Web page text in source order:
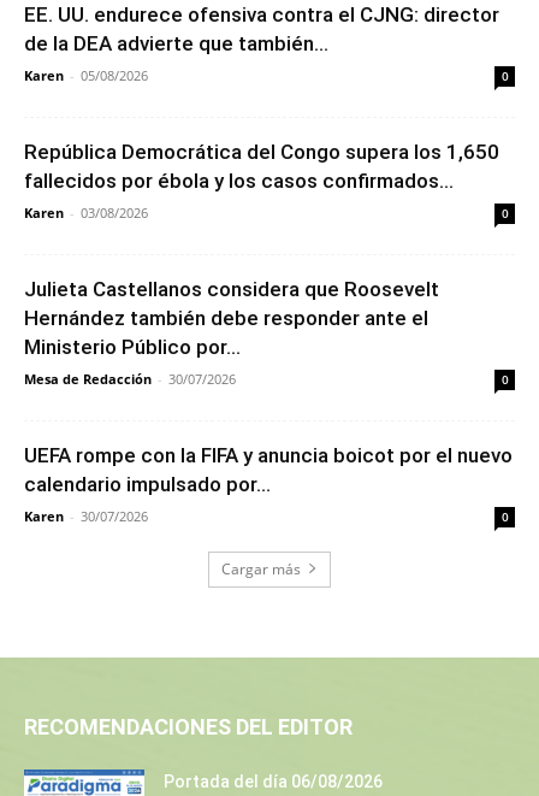
EE. UU. endurece ofensiva contra el CJNG: director
de la DEA advierte que también...
Karen - 05/08/2026 0
República Democrática del Congo supera los 1,650
fallecidos por ébola y los casos confirmados...
Karen - 03/08/2026 0
Julieta Castellanos considera que Roosevelt
Hernández también debe responder ante el
Ministerio Público por...
Mesa de Redacción - 30/07/2026 0
UEFA rompe con la FIFA y anuncia boicot por el nuevo
calendario impulsado por...
Karen - 30/07/2026 0
Cargar más
RECOMENDACIONES DEL EDITOR
Portada del día 06/08/2026